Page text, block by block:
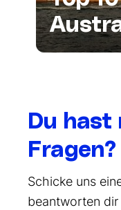
Du hast
Fragen?
Schicke uns
beantworten dir